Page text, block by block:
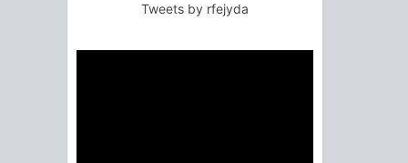
Tweets by rfejyda